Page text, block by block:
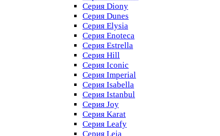
Серия Diony
Серия Dunes
Серия Elysia
Серия Enoteca
Серия Estrella
Серия Hill
Серия Iconic
Серия Imperial
Серия Isabella
Серия Istanbul
Серия Joy
Серия Karat
Серия Leafy
Серия Leia